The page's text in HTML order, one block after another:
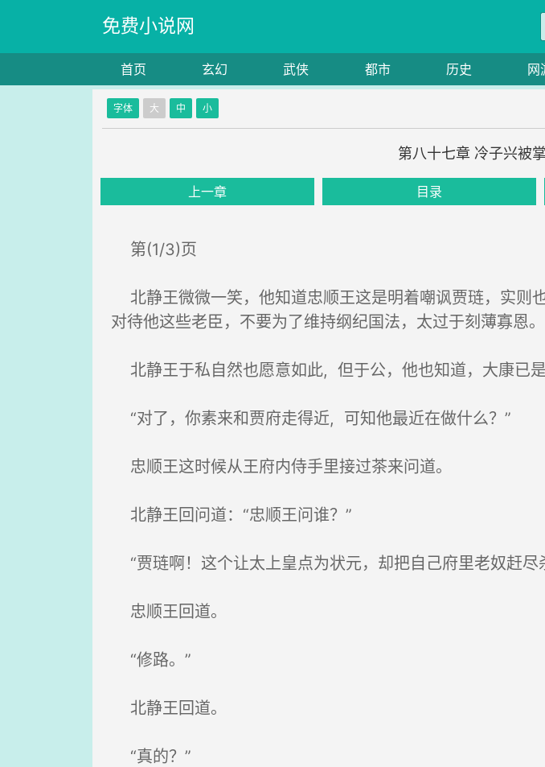
免费小说网
首页 玄幻 武侠 都市 历史 网
字体 大 中 小
第八十七章 冷子兴被
上一章 目录
第(1/3)页
北静王微微一笑，他知道忠顺王这是明着嘲讽贾琏，实则
对待他这些老臣，不要为了维持纲纪国法，太过于刻薄寡恩。
北静王于私自然也愿意如此, 但于公，他也知道，大康已
“对了，你素来和贾府走得近, 可知他最近在做什么？”
忠顺王这时候从王府内侍手里接过茶来问道。
北静王回问道：“忠顺王问谁？”
“贾琏啊！这个让太上皇点为状元，却把自己府里老奴赶尽
忠顺王回道。
“修路。”
北静王回道。
“真的？”